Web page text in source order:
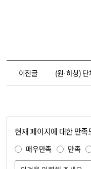
이전글 (원·하청)
현재 페이지에 대한 만
매우만족 만족